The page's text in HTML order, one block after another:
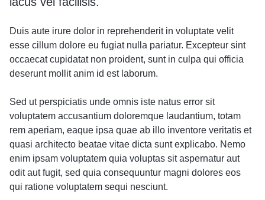
Duis aute irure dolor in reprehenderit in voluptate velit
esse cillum dolore eu fugiat nulla pariatur. Excepteur sint
occaecat cupidatat non proident, sunt in culpa qui officia
deserunt mollit anim id est laborum.
Sed ut perspiciatis unde omnis iste natus error sit
voluptatem accusantium doloremque laudantium, totam
rem aperiam, eaque ipsa quae ab illo inventore veritatis et
quasi architecto beatae vitae dicta sunt explicabo. Nemo
enim ipsam voluptatem quia voluptas sit aspernatur aut
odit aut fugit, sed quia consequuntur magni dolores eos
qui ratione voluptatem sequi nesciunt.